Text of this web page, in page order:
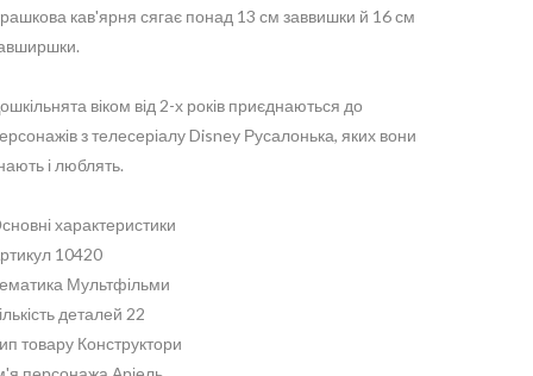
кав'ярня сягає понад 13 см заввишки й 16 см
віком від 2-х років приєднаються до
з телесеріалу Disney Русалонька, яких вони
і люблять.
характеристики
10420
Мультфільми
деталей 22
товару Конструктори